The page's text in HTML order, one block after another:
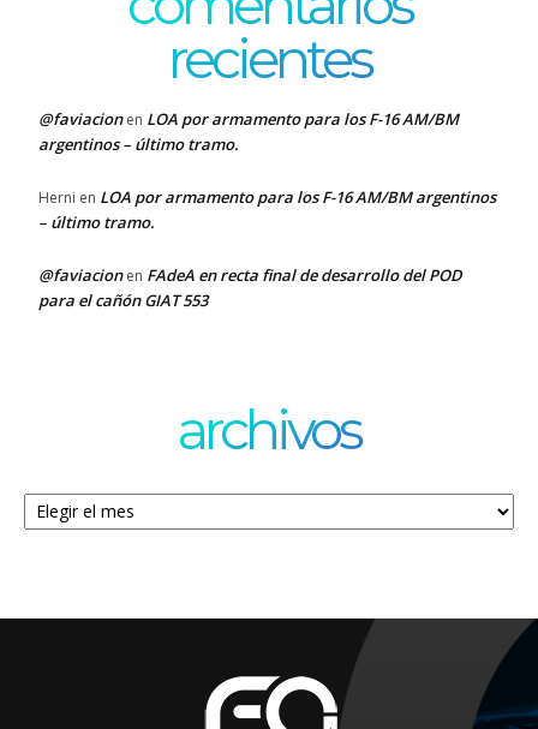
recientes
@faviacionen LOA por armamento para los F-16 AM/BM
argentinos – último tramo.
Herni en LOA por armamento para los F-16 AM/BM argentinos
– último tramo.
@faviacionen FAdeA en recta final de desarrollo del POD
para el cañón GIAT 553
archivos
Archivos